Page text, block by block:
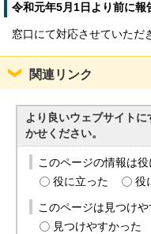
令和元年5月1日より前に報
窓口にて対応させていただ
関連リンク
より良いウェブサイト
かせください。
このページの情報は
役に立った
役
このページは見つけ
見つけやすかった